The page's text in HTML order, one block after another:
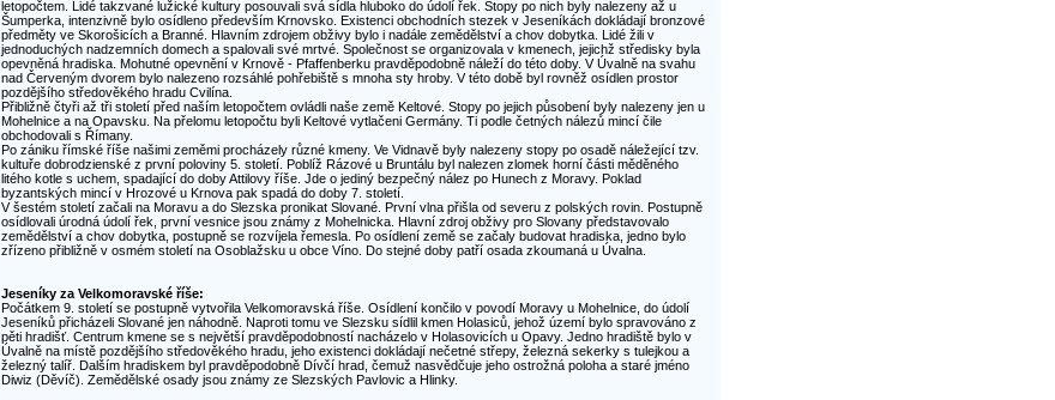
letopočtem. Lidé takzvané lužické kultury posouvali svá sídla hluboko do údolí řek. Stopy po nich byly nalezeny až u
Šumperka, intenzivně bylo osídleno především Krnovsko. Existenci obchodních stezek v Jeseníkách dokládají bronzové
předměty ve Skorošicích a Branné. Hlavním zdrojem obživy bylo i nadále zemědělství a chov dobytka. Lidé žili v
jednoduchých nadzemních domech a spalovali své mrtvé. Společnost se organizovala v kmenech, jejichž středisky byla
opevněná hradiska. Mohutné opevnění v Krnově - Pfaffenberku pravděpodobně náleží do této doby. V Úvalně na svahu
nad Červeným dvorem bylo nalezeno rozsáhlé pohřebiště s mnoha sty hroby. V této době byl rovněž osídlen prostor
pozdějšího středověkého hradu Cvilína.
Přibližně čtyři až tři století před naším letopočtem ovládli naše země Keltové. Stopy po jejich působení byly nalezeny jen u
Mohelnice a na Opavsku. Na přelomu letopočtu byli Keltové vytlačeni Germány. Ti podle četných nálezů mincí čile
obchodovali s Římany.
Po zániku římské říše našimi zeměmi procházely různé kmeny. Ve Vidnavě byly nalezeny stopy po osadě náležející tzv.
kultuře dobrodzienské z první poloviny 5. století. Poblíž Rázové u Bruntálu byl nalezen zlomek horní části měděného
litého kotle s uchem, spadající do doby Attilovy říše. Jde o jediný bezpečný nález po Hunech z Moravy. Poklad
byzantských mincí v Hrozové u Krnova pak spadá do doby 7. století.
V šestém století začali na Moravu a do Slezska pronikat Slované. První vlna přišla od severu z polských rovin. Postupně
osídlovali úrodná údolí řek, první vesnice jsou známy z Mohelnicka. Hlavní zdroj obživy pro Slovany představovalo
zemědělství a chov dobytka, postupně se rozvíjela řemesla. Po osídlení země se začaly budovat hradiska, jedno bylo
zřízeno přibližně v osmém století na Osoblažsku u obce Víno. Do stejné doby patří osada zkoumaná u Úvalna.
Jeseníky za Velkomoravské říše:
Počátkem 9. století se postupně vytvořila Velkomoravská říše. Osídlení končilo v povodí Moravy u Mohelnice, do údolí
Jeseníků přicházeli Slované jen náhodně. Naproti tomu ve Slezsku sídlil kmen Holasiců, jehož území bylo spravováno z
pěti hradišť. Centrum kmene se s největší pravděpodobností nacházelo v Holasovicích u Opavy. Jedno hradiště bylo v
Úvalně na místě pozdějšího středověkého hradu, jeho existenci dokládají nečetné střepy, železná sekerky s tulejkou a
železný talíř. Dalším hradiskem byl pravděpodobně Dívčí hrad, čemuž nasvědčuje jeho ostrožná poloha a staré jméno
Diwiz (Děvíč). Zemědělské osady jsou známy ze Slezských Pavlovic a Hlinky.